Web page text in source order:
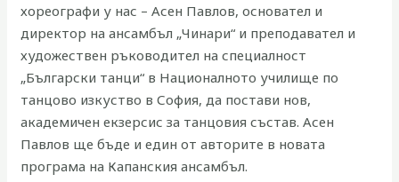
хореографи у нас – Асен Павлов, основател и
директор на ансамбъл „Чинари“ и преподавател и
художествен ръководител на специалност
„Български танци“ в Националното училище по
танцово изкуство в София, да постави нов,
академичен екзерсис за танцовия състав. Асен
Павлов ще бъде и един от авторите в новата
програма на Капанския ансамбъл.